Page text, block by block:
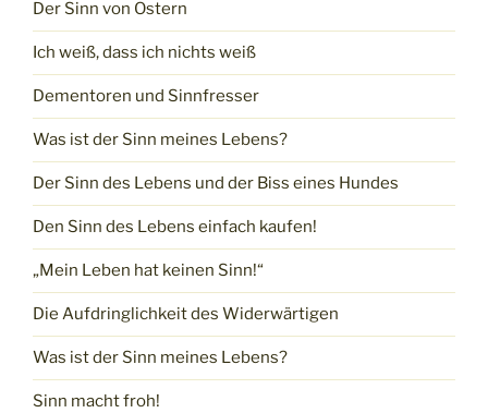
Der Sinn von Ostern
Ich weiß, dass ich nichts weiß
Dementoren und Sinnfresser
Was ist der Sinn meines Lebens?
Der Sinn des Lebens und der Biss eines Hundes
Den Sinn des Lebens einfach kaufen!
„Mein Leben hat keinen Sinn!“
Die Aufdringlichkeit des Widerwärtigen
Was ist der Sinn meines Lebens?
Sinn macht froh!